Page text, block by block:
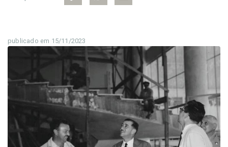
publicado em 15/11/2023